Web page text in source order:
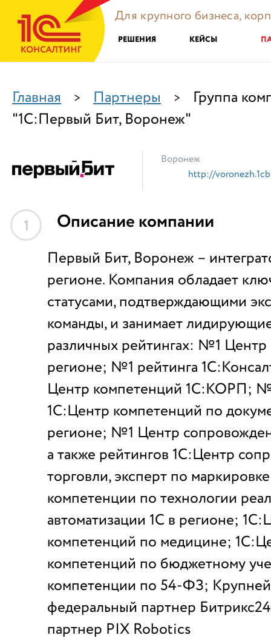
Для крупного бизнеса,
РЕШЕНИЯ КЕЙСЫ
Главная > Партнеры >
Группа
"1С:Первый Бит, Воронеж"
Воронеж
http://
1 Описание компании
Первый Бит, Воронеж –
регионе. Компания обладает
статусами, подтверждающими
команды, и занимает
различных рейтингах: №1 Центр
регионе; №1 рейтинга
Центр компетенций 1С:КОРП;
1С:Центр компетенций по
регионе; №1 Центр
а также рейтингов 1С:Центр
торговли, эксперт по
компетенции по технологии
автоматизации 1С в регионе;
компетенций по медицине;
компетенций по бюджетному
компетенции по 54-ФЗ;
федеральный партнер
партнер PIX Robotics